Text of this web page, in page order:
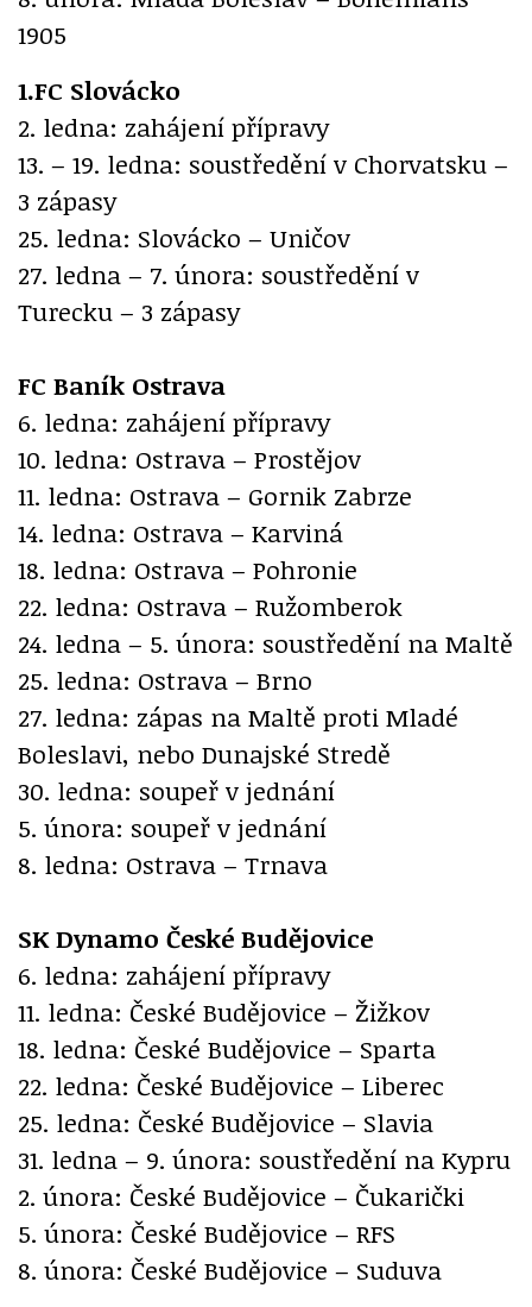
1905
1.FC Slovácko
2. ledna: zahájení přípravy
13. – 19. ledna: soustředění v Chorvatsku –
3 zápasy
25. ledna: Slovácko – Uničov
27. ledna – 7. února: soustředění v
Turecku – 3 zápasy
FC Baník Ostrava
6. ledna: zahájení přípravy
10. ledna: Ostrava – Prostějov
11. ledna: Ostrava – Gornik Zabrze
14. ledna: Ostrava – Karviná
18. ledna: Ostrava – Pohronie
22. ledna: Ostrava – Ružomberok
24. ledna – 5. února: soustředění na Maltě
25. ledna: Ostrava – Brno
27. ledna: zápas na Maltě proti Mladé
Boleslavi, nebo Dunajské Stredě
30. ledna: soupeř v jednání
5. února: soupeř v jednání
8. ledna: Ostrava – Trnava
SK Dynamo České Budějovice
6. ledna: zahájení přípravy
11. ledna: České Budějovice – Žižkov
18. ledna: České Budějovice – Sparta
22. ledna: České Budějovice – Liberec
25. ledna: České Budějovice – Slavia
31. ledna – 9. února: soustředění na Kypru
2. února: České Budějovice – Čukarički
5. února: České Budějovice – RFS
8. února: České Budějovice – Suduva